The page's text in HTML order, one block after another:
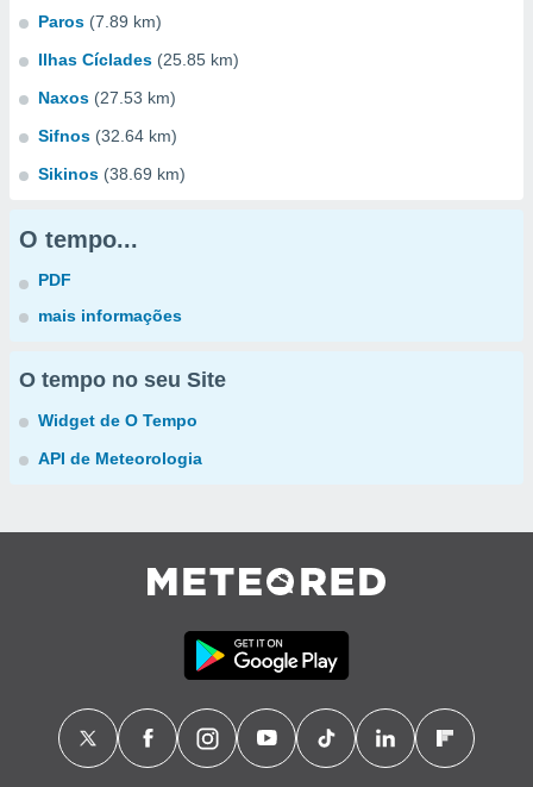
Paros (7.89 km)
Ilhas Cí­clades (25.85 km)
Naxos (27.53 km)
Sifnos (32.64 km)
Sikinos (38.69 km)
O tempo...
PDF
mais informações
O tempo no seu Site
Widget de O Tempo
API de Meteorologia